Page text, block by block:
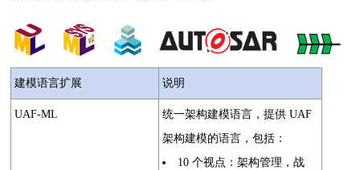
建模语言扩展 说明
UAF-ML
统一架构建模语言，提供 UAF
架构建模的语言，包括：
10 个视点：架构管理，战